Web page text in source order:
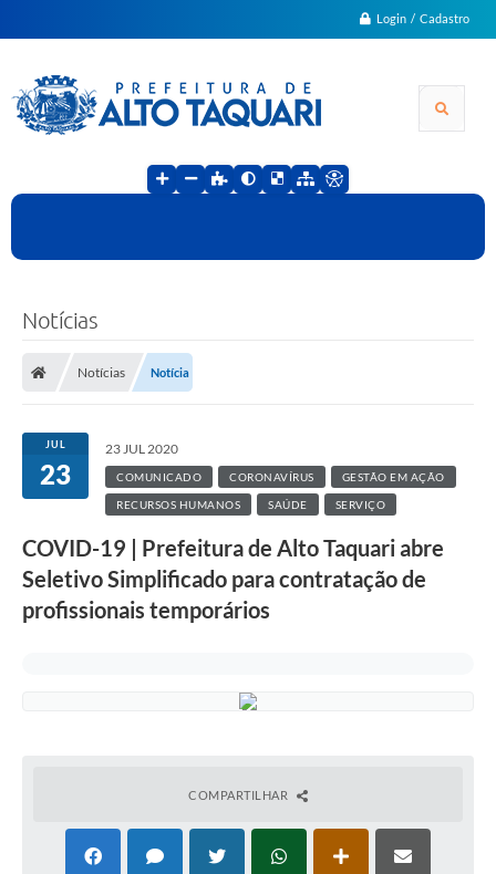
Login / Cadastro
Notícias
Notícias Notícia
JUL
23
23 JUL 2020
COMUNICADO CORONAVÍRUS GESTÃO EM AÇÃO
RECURSOS HUMANOS SAÚDE SERVIÇO
COVID-19 | Prefeitura de Alto Taquari abre
Seletivo Simplificado para contratação de
profissionais temporários
COMPARTILHAR